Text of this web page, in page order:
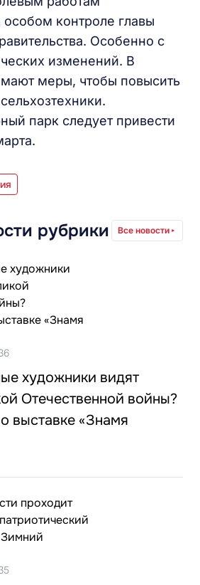
контроле главы
Особенно с
изменений. В
меры, чтобы повысить
парк следует привести
рубрики Все новости
художники видят
Отечественной войны?
выставке «Знамя